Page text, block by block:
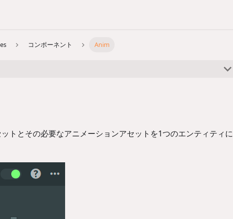
コンポーネント Anim
とその必要なアニメーションアセットを1つのエンティティに